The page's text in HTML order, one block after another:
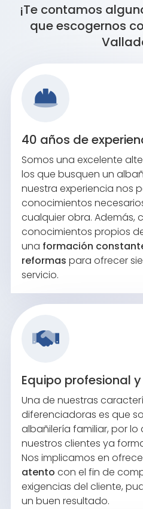
¡Te contamos
que escogernos
40 años de
Somos una excelente
los que busquen un
nuestra experiencia nos
conocimientos
cualquier obra. Además,
conocimientos propios
una formación
reformas para ofrecer
servicio.
Equipo profesional
Una de nuestras
diferenciadoras es que
albañilería familiar, por
nuestros clientes ya
Nos implicamos en
atento con el fin de
exigencias del cliente,
un buen resultado.